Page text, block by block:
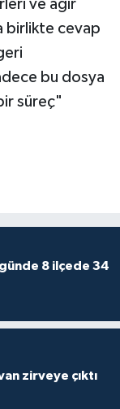
ve ağır
birlikte cevap
bu dosya
süreç"
8 ilçede 34
zirveye çıktı